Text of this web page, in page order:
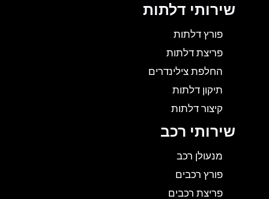
שירותי דלתות
פורץ דלתות
פריצת דלתות
החלפת צילינדרים
תיקון דלתות
קיצור דלתות
שירותי רכב
מנעולן רכב
פורץ רכבים
פריצת רכבים